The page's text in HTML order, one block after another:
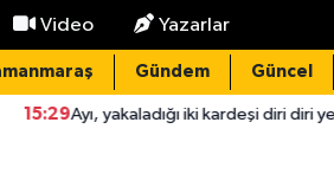
Video Yazarlar
Gündem Güncel
iki kardeşi diri diri yedi